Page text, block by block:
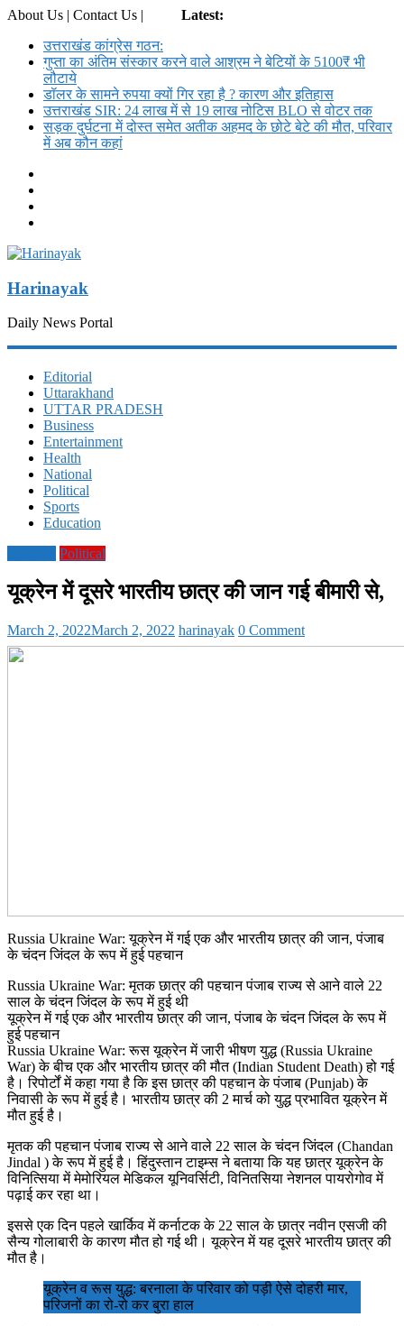
About Us | Contact Us |
Latest:
उत्तराखंड कांग्रेस गठन:
गुप्ता का अंतिम संस्कार करने वाले आश्रम ने बेटियों के 5100₹ भी
लौटाये
डॉलर के सामने रुपया क्यों गिर रहा है ? कारण और इतिहास
उत्तराखंड SIR: 24 लाख में से 19 लाख नोटिस BLO से वोटर तक
सड़क दुर्घटना में दोस्त समेत अतीक अहमद के छोटे बेटे की मौत, परिवार
में अब कौन कहां
Harinayak
Daily News Portal
Editorial
Uttarakhand
UTTAR PRADESH
Business
Entertainment
Health
National
Political
Sports
Education
Political
यूक्रेन में दूसरे भारतीय छात्र की जान गई बीमारी से,
March 2, 2022March 2, 2022 harinayak 0 Comment
Russia Ukraine War: यूक्रेन में गई एक और भारतीय छात्र की जान, पंजाब
के चंदन जिंदल के रूप में हुई पहचान
Russia Ukraine War: मृतक छात्र की पहचान पंजाब राज्य से आने वाले 22
साल के चंदन जिंदल के रूप में हुई थी
यूक्रेन में गई एक और भारतीय छात्र की जान, पंजाब के चंदन जिंदल के रूप में
हुई पहचान
Russia Ukraine War: रूस यूक्रेन में जारी भीषण युद्ध (Russia Ukraine
War) के बीच एक और भारतीय छात्र की मौत (Indian Student Death) हो गई
है। रिपोर्टों में कहा गया है कि इस छात्र की पहचान के पंजाब (Punjab) के
निवासी के रूप में हुई है। भारतीय छात्र की 2 मार्च को युद्ध प्रभावित यूक्रेन में
मौत हुई है।
मृतक की पहचान पंजाब राज्य से आने वाले 22 साल के चंदन जिंदल (Chandan
Jindal ) के रूप में हुई है। हिंदुस्तान टाइम्स ने बताया कि यह छात्र यूक्रेन के
विनित्सिया में मेमोरियल मेडिकल यूनिवर्सिटी, विनितसिया नेशनल पायरोगोव में
पढ़ाई कर रहा था।
इससे एक दिन पहले खार्किव में कर्नाटक के 22 साल के छात्र नवीन एसजी की
सैन्य गोलाबारी के कारण मौत हो गई थी। यूक्रेन में यह दूसरे भारतीय छात्र की
मौत है।
यूक्रेन व रूस युद्ध: बरनाला के परिवार को पड़ी ऐसे दोहरी मार,
परिजनों का रो-रो कर बुरा हाल